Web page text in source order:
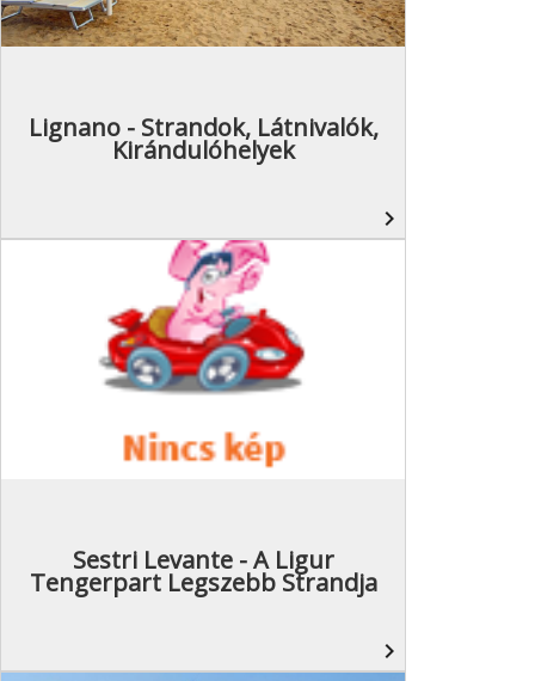
Lignano - Strandok, Látnivalók,
Kirándulóhelyek
navigate_next
Sestri Levante - A Ligur
Tengerpart Legszebb Strandja
navigate_next